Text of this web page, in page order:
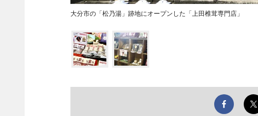
大分市の「松乃湯」跡地にオープンした「上田椎茸専門店」